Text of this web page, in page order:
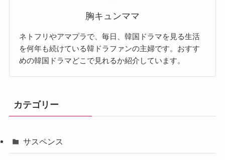
胸キュンママ
ネトフリやアマプラで、毎日、韓国ドラマを見る生活
を何年も続けている韓ドラファンの主婦です。おすす
めの韓国ドラマどこで見れるか紹介しています。
カテゴリー
サスペンス